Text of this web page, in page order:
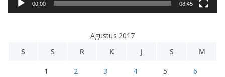
d
00:00 08:45
Agustus 2017
S
S R K J S M
1 2 3 4 5 6